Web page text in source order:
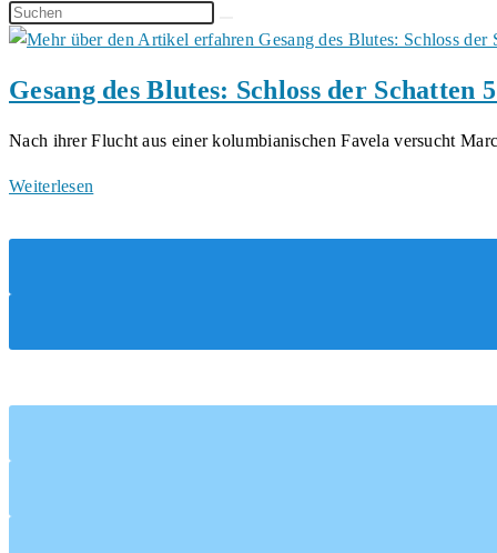
Diese
Website
Gesang des Blutes: Schloss der Schatten
Nach ihrer Flucht aus einer kolumbianischen Favela versucht
Weiterlesen
Blutes:
5
Jeanette